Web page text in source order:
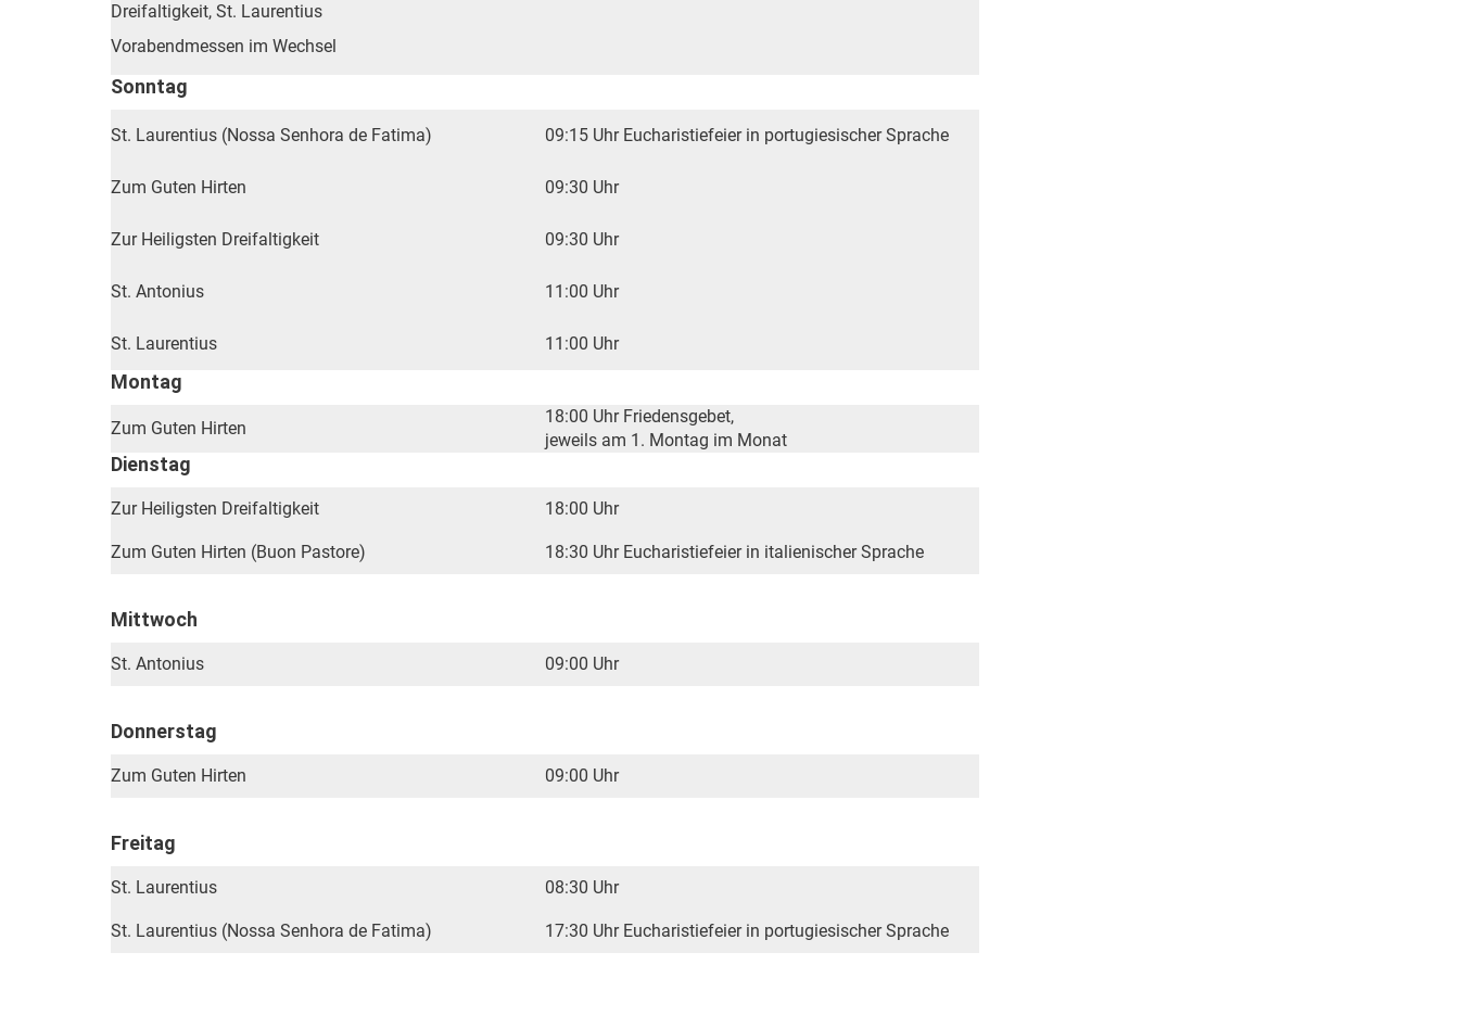
Dreifaltigkeit, St. Laurentius
Vorabendmessen im Wechsel
Sonntag
St. Laurentius (Nossa Senhora de Fatima) 09:15 Uhr Eucharistiefeier in portugiesischer Sprache
Zum Guten Hirten 09:30 Uhr
Zur Heiligsten Dreifaltigkeit 09:30 Uhr
St. Antonius 11:00 Uhr
St. Laurentius 11:00 Uhr
Montag
Zum Guten Hirten
18:00 Uhr Friedensgebet,
jeweils am 1. Montag im Monat
Dienstag
Zur Heiligsten Dreifaltigkeit 18:00 Uhr
Zum Guten Hirten (Buon Pastore) 18:30 Uhr Eucharistiefeier in italienischer Sprache
Mittwoch
St. Antonius 09:00 Uhr
Donnerstag
Zum Guten Hirten 09:00 Uhr
Freitag
St. Laurentius 08:30 Uhr
St. Laurentius (Nossa Senhora de Fatima) 17:30 Uhr Eucharistiefeier in portugiesischer Sprache